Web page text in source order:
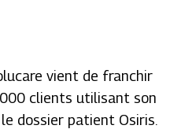
vient de franchir
clients utilisant son
dossier patient Osiris.